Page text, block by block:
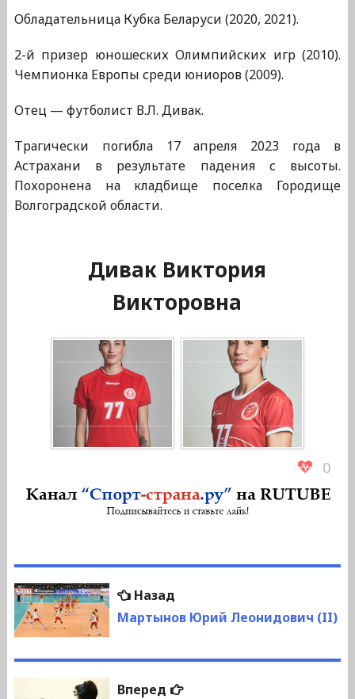
Обладательница Кубка Беларуси (2020, 2021).
2-й призер юношеских Олимпийских игр (2010).
Чемпионка Европы среди юниоров (2009).
Отец — футболист В.Л. Дивак.
Трагически погибла 17 апреля 2023 года в
Астрахани в результате падения с высоты.
Похоронена на кладбище поселка Городище
Волгоградской области.
Дивак Виктория
Викторовна
0
Навигация
по
записям
НазадПредыдущая
запись:
Мартынов Юрий Леонидович (II)
Вперед
Следующая